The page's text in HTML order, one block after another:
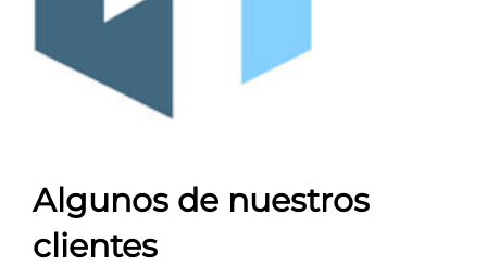
Algunos de nuestros
clientes